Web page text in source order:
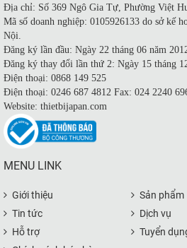
Địa chỉ: Số 369 Ngô Gia Tự, Phường Việt
Mã số doanh nghiệp: 0105926133 do sở kế
Nội.
Đăng ký lần đầu: Ngày 22 tháng 06 năm
Đăng ký thay đổi lần thứ 2: Ngày 15 tháng
Điện thoại: 0868 149 525
Điện thoại: 0246 687 4812 Fax: 024 2240
Website: thietbijapan.com
MENU LINK
Giới thiệu
Sản phẩm
Tin tức
Dịch vụ
Hỗ trợ
Tuyển